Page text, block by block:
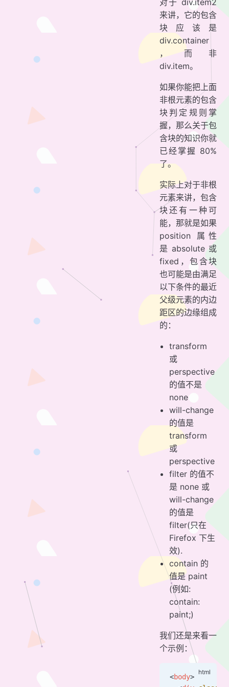
对于 div.item2
来讲，它的包含
块应该是
div.container
，而非
div.item。
如果你能把上面
非根元素的包含
块判定规则掌
握，那么关于包
含块的知识你就
已经掌握 80%
了。
实际上对于非根
元素来讲，包含
块还有一种可
能，那就是如果
position 属性
是 absolute 或
fixed，包含块
也可能是由满足
以下条件的最近
父级元素的内边
距区的边缘组成
的：
transform
或
perspective
的值不是
none
will-change
的值是
transform
或
perspective
filter 的值不
是 none 或
will-change
的值是
filter(只在
Firefox 下生
效).
contain 的
值是 paint
(例如:
contain:
paint;)
我们还是来看一
个示例：
<body>